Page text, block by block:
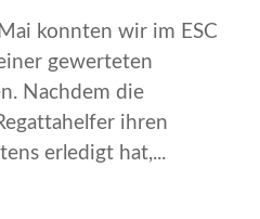
konnten wir im ESC
gewerteten
Nachdem die
ihren
erledigt hat,...